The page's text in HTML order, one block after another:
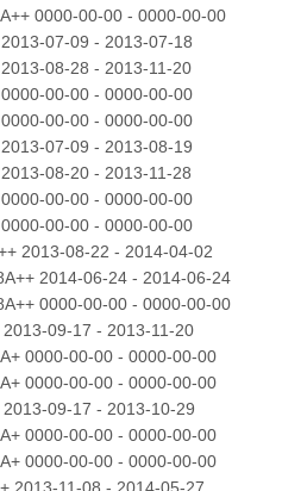
0000-00-00 - 0000-00-00
07-09 - 2013-07-18
08-28 - 2013-11-20
00-00 - 0000-00-00
00-00 - 0000-00-00
07-09 - 2013-08-19
08-20 - 2013-11-28
00-00 - 0000-00-00
00-00 - 0000-00-00
2013-08-22 - 2014-04-02
2014-06-24 - 2014-06-24
0000-00-00 - 0000-00-00
09-17 - 2013-11-20
0000-00-00 - 0000-00-00
0000-00-00 - 0000-00-00
09-17 - 2013-10-29
0000-00-00 - 0000-00-00
0000-00-00 - 0000-00-00
2013-11-08 - 2014-05-27